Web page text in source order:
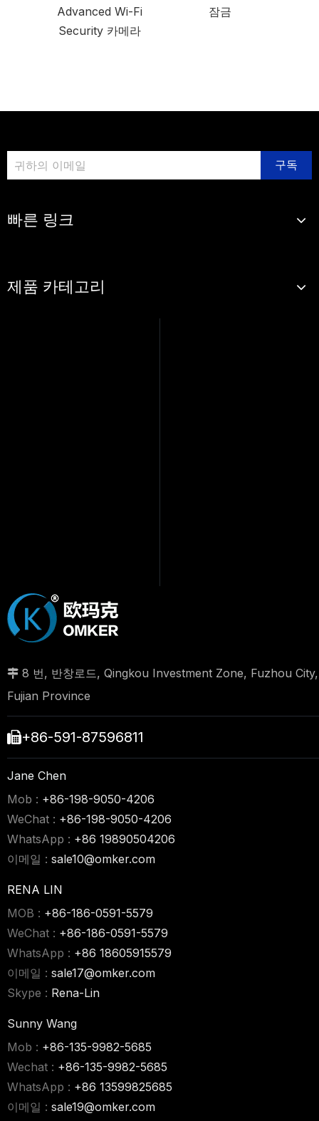
Advanced Wi-Fi
Security 카메라
구독
빠른 링크
제품 카테고리
 8 번, 반창로드, Qingkou Investment Zone, Fuzhou City,
Fujian Province
+86-591-87596811
Jane Chen
Mob : +86-198-9050-4206
WeChat : +86-198-9050-4206
WhatsApp : +86 19890504206
이메일 : sale10@omker.com
RENA LIN
MOB : +86-186-0591-5579
WeChat : +86-186-0591-5579
WhatsApp : +86 18605915579
이메일 : sale17@omker.com
Skype : Rena-Lin
Sunny Wang
Mob : +86-135-9982-5685
Wechat : +86-135-9982-5685
WhatsApp : +86 13599825685
이메일 : sale19@omker.com